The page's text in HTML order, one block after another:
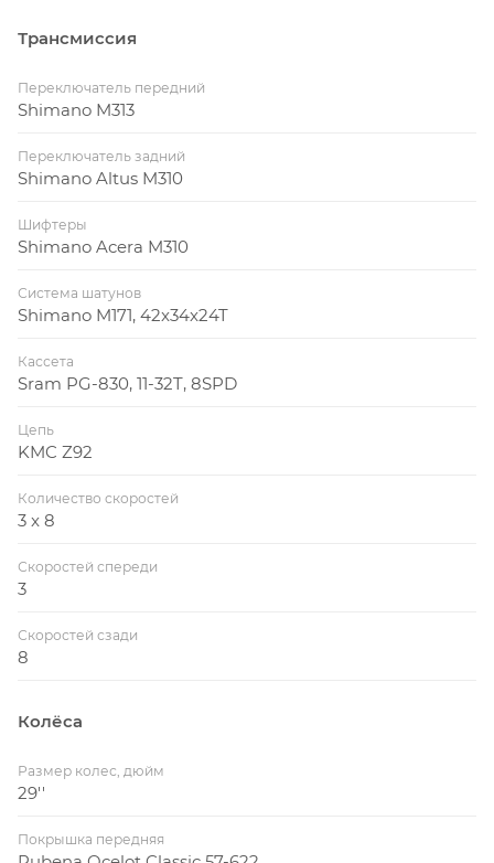
Трансмиссия
Переключатель передний
Shimano M313
Переключатель задний
Shimano Altus M310
Шифтеры
Shimano Acera M310
Система шатунов
Shimano M171, 42x34x24T
Кассета
Sram PG-830, 11-32T, 8SPD
Цепь
KMC Z92
Количество скоростей
3 x 8
Скоростей спереди
3
Скоростей сзади
8
Колёса
Размер колес, дюйм
29''
Покрышка передняя